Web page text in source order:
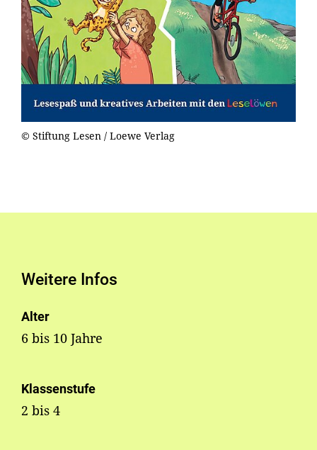
© Stiftung Lesen / Loewe Verlag
Weitere Infos
Alter
6 bis 10 Jahre
Klassenstufe
2 bis 4